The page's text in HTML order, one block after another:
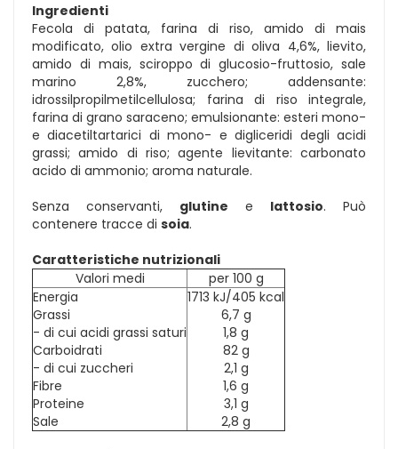
Ingredienti
Fecola di patata, farina di riso, amido di mais
modificato, olio extra vergine di oliva 4,6%, lievito,
amido di mais, sciroppo di glucosio-fruttosio, sale
marino 2,8%, zucchero; addensante:
idrossilpropilmetilcellulosa; farina di riso integrale,
farina di grano saraceno; emulsionante: esteri mono-
e diacetiltartarici di mono- e digliceridi degli acidi
grassi; amido di riso; agente lievitante: carbonato
acido di ammonio; aroma naturale.
Senza conservanti, glutine e lattosio. Può
contenere tracce di soia.
Caratteristiche nutrizionali
Valori medi
per 100 g
Energia
Grassi
- di cui acidi grassi saturi
Carboidrati
- di cui zuccheri
Fibre
Proteine
Sale
1713 kJ/405 kcal
6,7 g
1,8 g
82 g
2,1 g
1,6 g
3,1 g
2,8 g